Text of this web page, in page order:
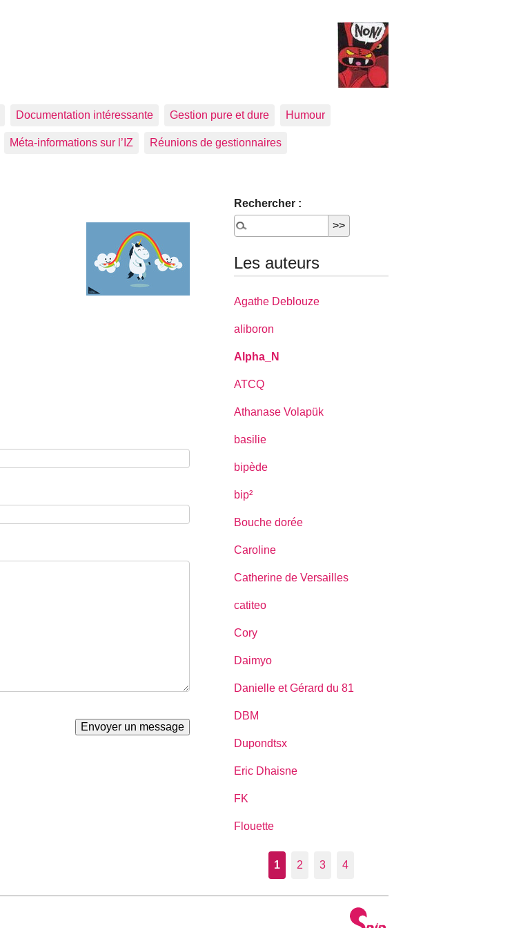
Documentation intéressante Gestion pure et dure Humour
Méta-informations sur l’IZ Réunions de gestionnaires
Rechercher :
Les auteurs
Agathe Deblouze
aliboron
Alpha_N
ATCQ
Athanase Volapük
basilie
bipède
bip²
Bouche dorée
Caroline
Catherine de Versailles
catiteo
Cory
Daimyo
Danielle et Gérard du 81
DBM
Dupondtsx
Eric Dhaisne
FK
Flouette
1 2 3 4